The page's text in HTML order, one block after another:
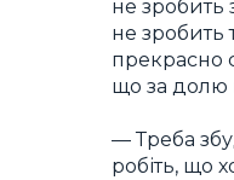
не зробить
не зробить
прекрасно
що за долю
— Треба
робіть, що